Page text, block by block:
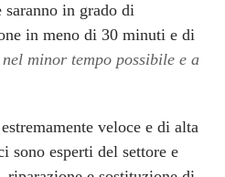
in grado di
in meno di 30 minuti e di
minor tempo possibile e a
veloce e di alta
sono esperti del settore e